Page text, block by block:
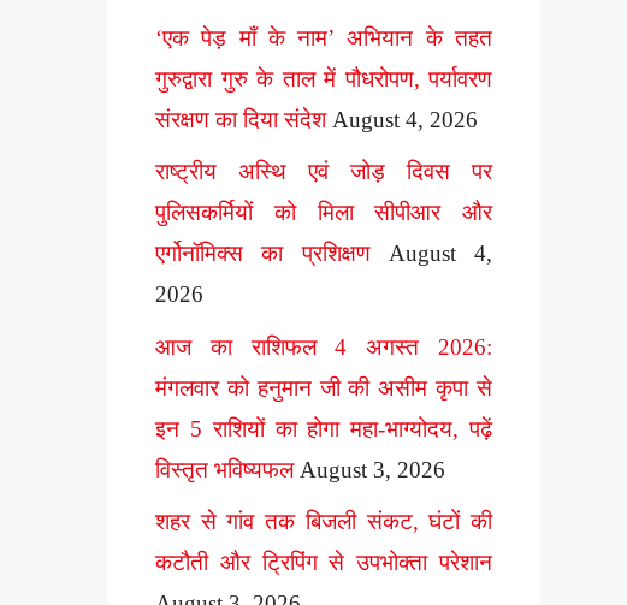
‘एक पेड़ माँ के नाम’ अभियान के तहत
गुरुद्वारा गुरु के ताल में पौधरोपण, पर्यावरण
संरक्षण का दिया संदेश August 4, 2026
राष्ट्रीय अस्थि एवं जोड़ दिवस पर
पुलिसकर्मियों को मिला सीपीआर और
एर्गोनॉमिक्स का प्रशिक्षण
August 4,
2026
आज का राशिफल 4 अगस्त 2026:
मंगलवार को हनुमान जी की असीम कृपा से
इन 5 राशियों का होगा महा-भाग्योदय, पढ़ें
विस्तृत भविष्यफल August 3, 2026
शहर से गांव तक बिजली संकट, घंटों की
कटौती और ट्रिपिंग से उपभोक्ता परेशान